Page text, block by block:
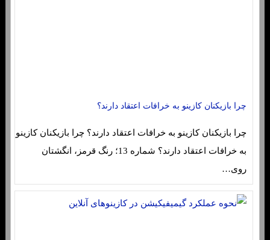
چرا بازیکنان کازینو به خرافات اعتقاد دارند؟
چرا بازیکنان کازینو به خرافات اعتقاد دارند؟ چرا بازیکنان کازینو
به خرافات اعتقاد دارند؟ شماره 13؛ رنگ قرمز، انگشتان
روی…